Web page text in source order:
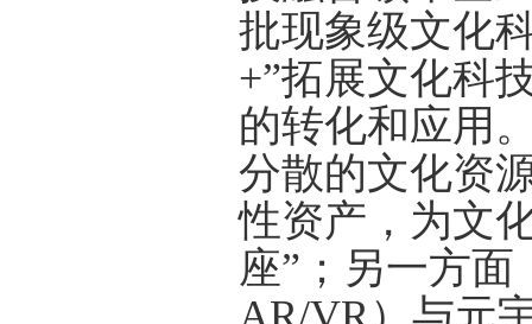
批现象级文化
+”拓展文化科
的转化和应用
分散的文化资
性资产，为文
座”；另一方